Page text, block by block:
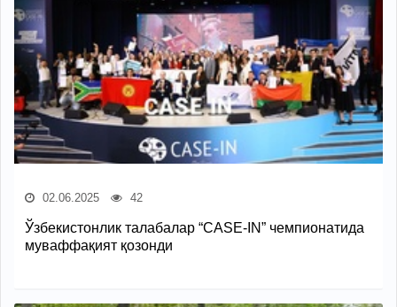
02.06.2025 42
Ўзбекистонлик талабалар “CASE-IN” чемпионатида
муваффақият қозонди